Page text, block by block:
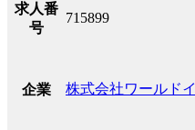
求人番
号
715899
企業 株式会社ワールド